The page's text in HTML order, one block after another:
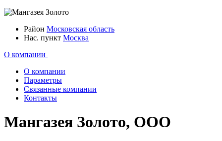
Район Московская область
Нас. пункт Москва
О компании
О компании
Параметры
Связанные компании
Контакты
Мангазея Золото, ООО